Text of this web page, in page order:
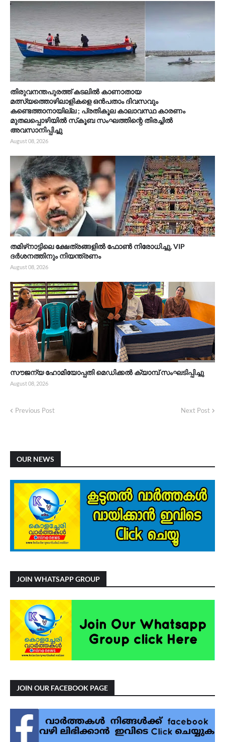
തിരുവനന്തപുരത്ത് കടലിൽ കാണാതായ
മത്സ്യത്തൊഴിലാളികളെ ഒൻപതാം ദിവസവും
കണ്ടെത്താനായില്ല ; പ്രതികൂല കാലാവസ്ഥ കാരണം
മുതലപ്പൊഴിയിൽ സ്‌കൂബ സംഘത്തിന്റെ തിരച്ചിൽ
അവസാനിപ്പിച്ചു
August 08, 2026
തമിഴ്‌നാട്ടിലെ ക്ഷേത്രങ്ങളിൽ ഫോൺ നിരോധിച്ചു, VIP
ദർശനത്തിനും നിയന്ത്രണം
August 08, 2026
സൗജന്യ ഹോമിയോപ്പതി മെഡിക്കൽ ക്യാമ്പ് സംഘടിപ്പിച്ചു
August 08, 2026
Previous Post Next Post
OUR NEWS
JOIN WHATSAPP GROUP
JOIN OUR FACEBOOK PAGE